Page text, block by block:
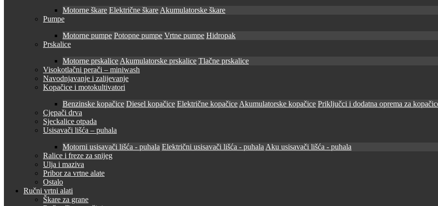
Motorne škare Električne škare Akumulatorske škare
Pumpe
Motorne pumpe Potopne pumpe Vrtne pumpe Hidropak
Prskalice
Motorne prskalice Akumulatorske prskalice Tlačne prskalice
Visokotlačni perači – miniwash
Navodnjavanje i zalijevanje
Kopačice i motokultivatori
Benzinske kopačice Diesel kopačice Električne kopačice Akumulatorske kopačice Priključci i dodatna oprema za
Cjepači drva
Sjeckalice otpada
Usisavači lišća – puhala
Motorni usisavači lišća - puhala Električni usisavači lišća - puhala Aku usisavači lišća - puhala
Ralice i freze za snijeg
Ulja i maziva
Pribor za vrtne alate
Ostalo
Ručni vrtni alati
Škare za grane